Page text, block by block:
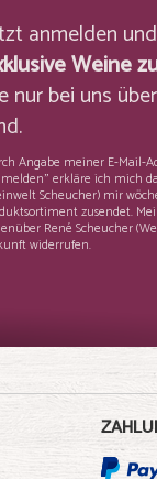
anmelden
Weine
nur bei uns
Angabe meiner E-Mail-
erkläre ich mich
Scheucher) mir
zusendet.
René Scheucher
widerrufen.